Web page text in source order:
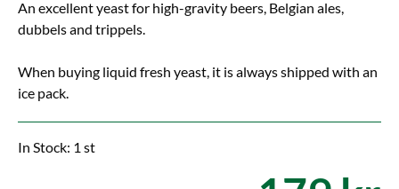
An excellent yeast for high-gravity beers, Belgian ales,
dubbels and trippels.
When buying liquid fresh yeast, it is always shipped with an
ice pack.
In Stock: 1 st